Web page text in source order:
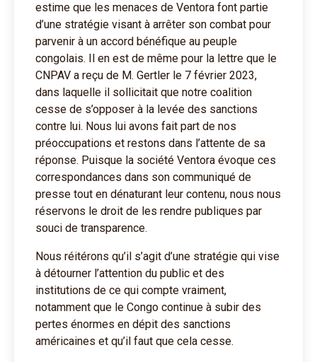
estime que les menaces de Ventora font partie
d’une stratégie visant à arrêter son combat pour
parvenir à un accord bénéfique au peuple
congolais. Il en est de même pour la lettre que le
CNPAV a reçu de M. Gertler le 7 février 2023,
dans laquelle il sollicitait que notre coalition
cesse de s’opposer à la levée des sanctions
contre lui. Nous lui avons fait part de nos
préoccupations et restons dans l’attente de sa
réponse. Puisque la société Ventora évoque ces
correspondances dans son communiqué de
presse tout en dénaturant leur contenu, nous nous
réservons le droit de les rendre publiques par
souci de transparence.
Nous réitérons qu’il s’agit d’une stratégie qui vise
à détourner l’attention du public et des
institutions de ce qui compte vraiment,
notamment que le Congo continue à subir des
pertes énormes en dépit des sanctions
américaines et qu’il faut que cela cesse.